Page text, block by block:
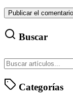
Buscar
Categorías